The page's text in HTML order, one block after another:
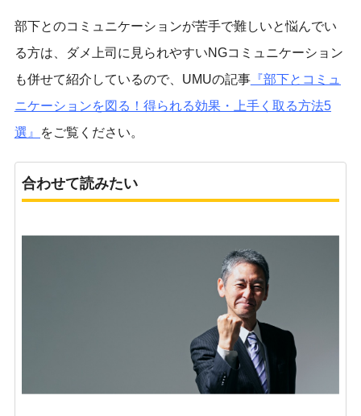
部下とのコミュニケーションが苦手で難しいと悩んでい
る方は、ダメ上司に見られやすいNGコミュニケーション
も併せて紹介しているので、UMUの記事『部下とコミュ
ニケーションを図る！得られる効果・上手く取る方法5
選 』 をご覧ください。
合わせて読みたい